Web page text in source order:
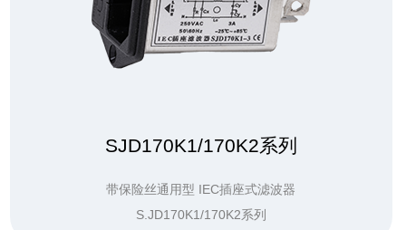
SJD170K1/170K2系列
带保险丝通用型 IEC插座式滤波器
S.JD170K1/170K2系列